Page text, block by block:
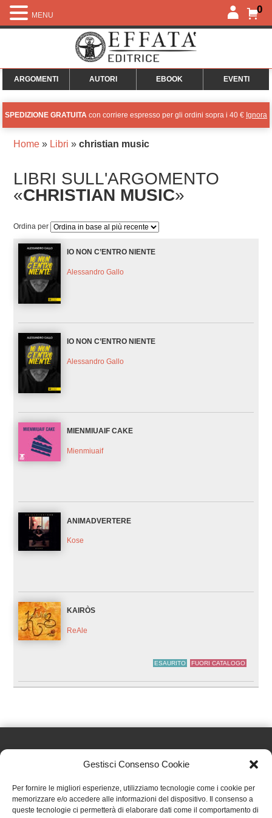
Gestisci Consenso Cookie
Per fornire le migliori esperienze, utilizziamo tecnologie come i cookie per
memorizzare e/o accedere alle informazioni del dispositivo. Il consenso a
queste tecnologie ci permetterà di elaborare dati come il comportamento di
0
ARGOMENTI AUTORI EBOOK EVENTI
SPEDIZIONE GRATUITA con corriere espresso per gli ordini sopra i 40 € Ignora
Home» Libri » christian music
LIBRI SULL'ARGOMENTO
«CHRISTIAN MUSIC»
Ordina per
IO NON C’ENTRO NIENTE
Alessandro Gallo
IO NON C’ENTRO NIENTE
Alessandro Gallo
MIENMIUAIF CAKE
Mienmiuaif
ANIMADVERTERE
Kose
KAIRÒS
ReAle
ESAURITO FUORI CATALOGO
Effatà Editrice di Pellegrino Paolo SAS
C.F. e P.IVA 09655250018
Via Tre Denti, 1 - 10060 Cantalupa (TO)
MENU